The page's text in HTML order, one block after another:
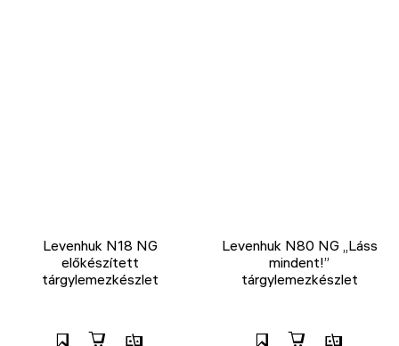
Levenhuk N18 NG
előkészített
tárgylemezkészlet
Levenhuk N80 NG „Láss
mindent!”
tárgylemezkészlet